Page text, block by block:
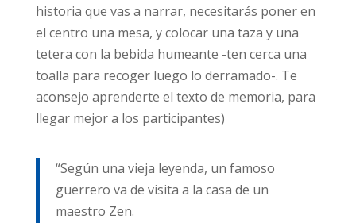
historia que vas a narrar, necesitarás poner en
el centro una mesa, y colocar una taza y una
tetera con la bebida humeante -ten cerca una
toalla para recoger luego lo derramado-. Te
aconsejo aprenderte el texto de memoria, para
llegar mejor a los participantes)
“Según una vieja leyenda, un famoso
guerrero va de visita a la casa de un
maestro Zen.